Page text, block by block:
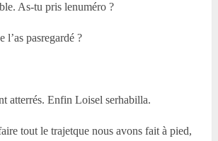
As-tu pris lenuméro ?
pasregardé ?
atterrés. Enfin Loisel serhabilla.
tout le trajetque nous avons fait à pied,